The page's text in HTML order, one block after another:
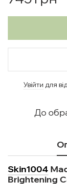
Увійти для
До
Skin1004
Brightening